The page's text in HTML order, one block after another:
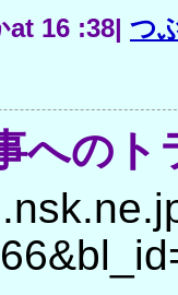
at 16 :38| つ
へのト